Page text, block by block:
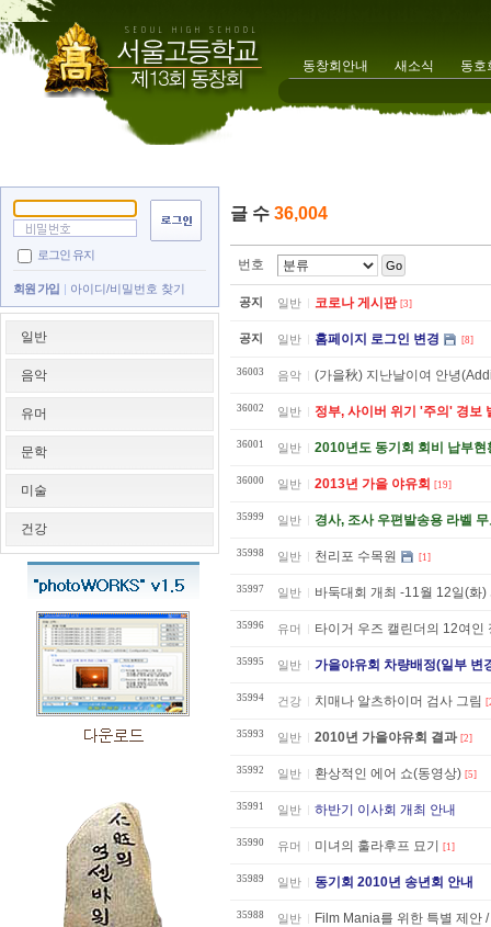
동창회안내 새소식 동호
로그인 유지
회원 가입 아이디/비밀번호 찾기
일반
음악
유머
문학
미술
건강
글 수 36,004
번호 Go
공지 일반 코로나 게시판 [3]
공지 일반 홈페이지 로그인 변경 [8]
36003 음악 (가을秋) 지난날이여 안녕
36002 일반 정부, 사이버 위기 '주의' 경보
36001 일반 2010년도 동기회 회비 납부
36000 일반 2013년 가을 야유회 [19]
35999 일반 경사, 조사 우편발송용 라벨
35998 일반 천리포 수목원 [1]
35997 일반 바둑대회 개최 -11월 12일(화
35996 유머 타이거 우즈 캘린더의 12여인
35995 일반 가을야유회 차량배정(일부 변
35994 건강 치매나 알츠하이머 검사 그림
35993 일반 2010년 가을야유회 결과 [2]
35992 일반 환상적인 에어 쇼(동영상) [5]
35991 일반 하반기 이사회 개최 안내
35990 유머 미녀의 훌라후프 묘기 [1]
35989 일반 동기회 2010년 송년회 안내
35988 일반 Film Mania를 위한 특별 제안